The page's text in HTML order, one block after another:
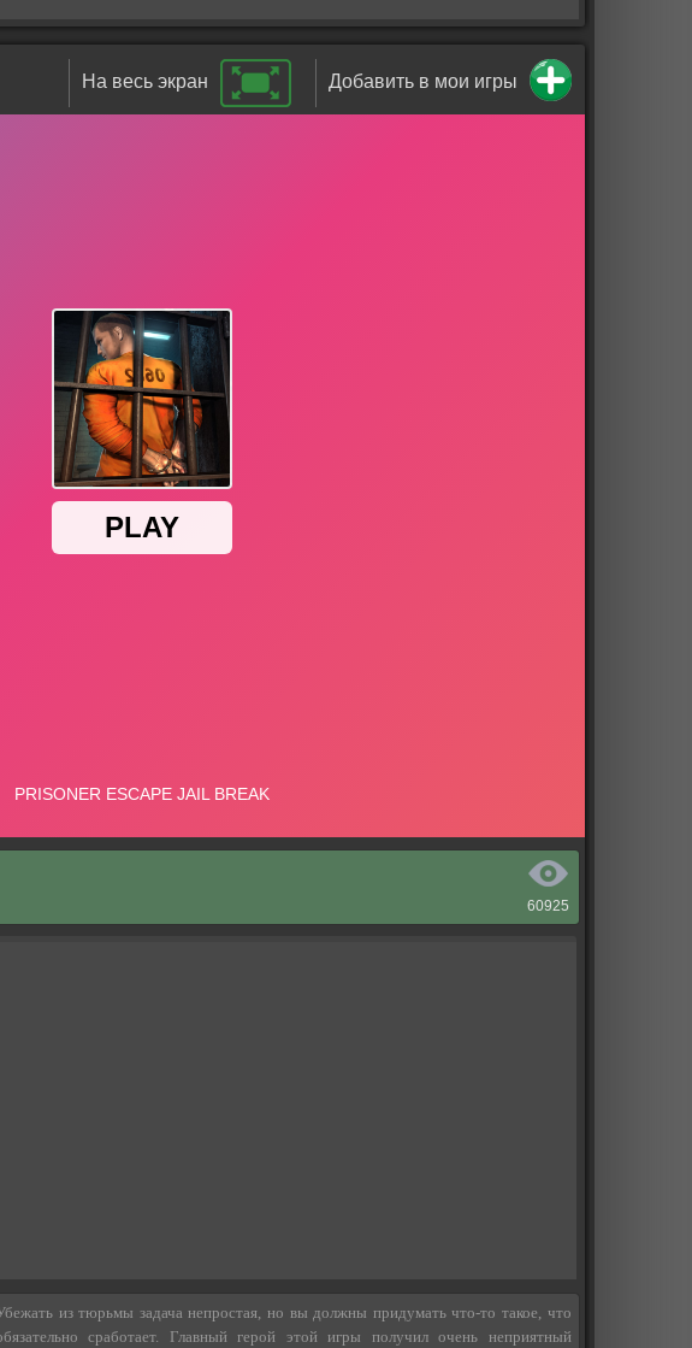
Добавить в мои игры
На весь экран
60925
из тюрьмы задача непростая, но вы должны придумать что-то такое, что
сработает. Главный герой этой игры получил очень неприятный